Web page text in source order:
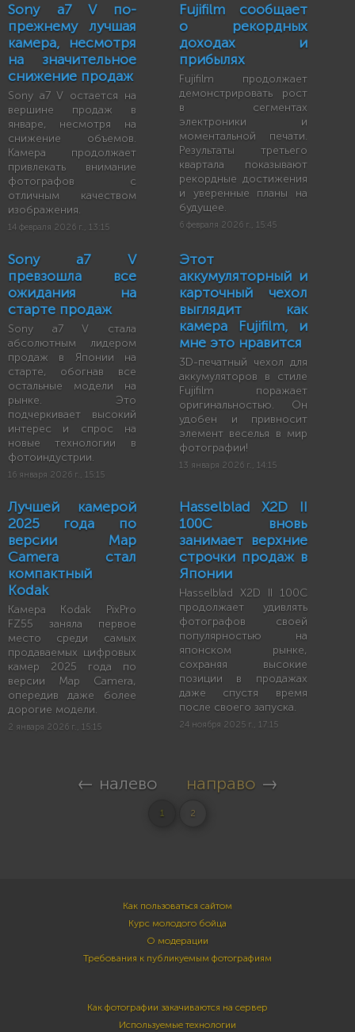
Sony a7 V по-
прежнему лучшая
камера, несмотря
на значительное
снижение продаж
Sony a7 V остается на
вершине продаж в
январе, несмотря на
снижение объемов.
Камера продолжает
привлекать внимание
фотографов с
отличным качеством
изображения.
14 февраля 2026 г., 13:15
Fujifilm сообщает
о рекордных
доходах и
прибылях
Fujifilm продолжает
демонстрировать рост
в сегментах
электроники и
моментальной печати.
Результаты третьего
квартала показывают
рекордные достижения
и уверенные планы на
будущее.
6 февраля 2026 г., 15:45
Sony a7 V
превзошла все
ожидания на
старте продаж
Sony a7 V стала
абсолютным лидером
продаж в Японии на
старте, обогнав все
остальные модели на
рынке. Это
подчеркивает высокий
интерес и спрос на
новые технологии в
фотоиндустрии.
16 января 2026 г., 15:15
Этот
аккумуляторный и
карточный чехол
выглядит как
камера Fujifilm, и
мне это нравится
3D-печатный чехол для
аккумуляторов в стиле
Fujifilm поражает
оригинальностью. Он
удобен и привносит
элемент веселья в мир
фотографии!
13 января 2026 г., 14:15
Лучшей камерой
2025 года по
версии Map
Camera стал
компактный
Kodak
Камера Kodak PixPro
FZ55 заняла первое
место среди самых
продаваемых цифровых
камер 2025 года по
версии Map Camera,
опередив даже более
дорогие модели.
2 января 2026 г., 15:15
Hasselblad X2D II
100C вновь
занимает верхние
строчки продаж в
Японии
Hasselblad X2D II 100C
продолжает удивлять
фотографов своей
популярностью на
японском рынке,
сохраняя высокие
позиции в продажах
даже спустя время
после своего запуска.
24 ноября 2025 г., 17:15
← налево направо →
1 2
Как пользоваться сайтом
Курс молодого бойца
О модерации
Требования к публикуемым фотографиям
Как фотографии закачиваются на сервер
Используемые технологии